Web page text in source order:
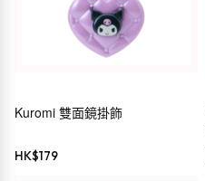
Kuromi 雙面鏡掛飾
HK$179